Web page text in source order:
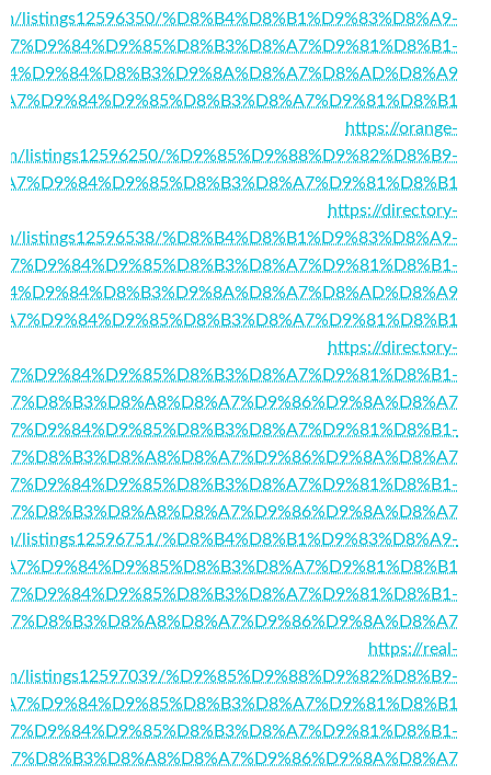
listings12596350/%D8%B4%D8%B1%D9%83%D8%A9-
https://orange-
listings12596250/%D9%85%D9%88%D9%82%D8%B9-
https://directory-
listings12596538/%D8%B4%D8%B1%D9%83%D8%A9-
https://directory-
listings12596751/%D8%B4%D8%B1%D9%83%D8%A9-
https://real-
listings12597039/%D9%85%D9%88%D9%82%D8%B9-